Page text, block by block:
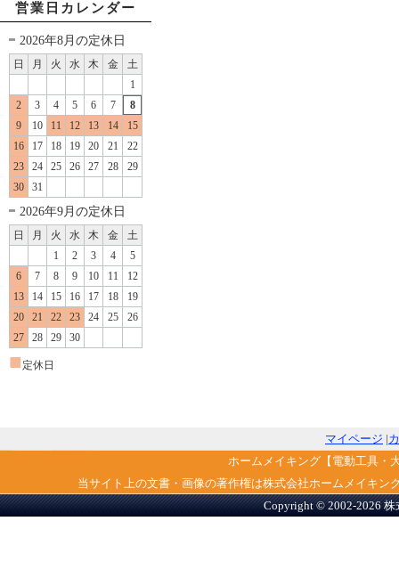
営業日カレンダー
2026年8月の定休日
日 月 火 水 木 金
土
1
2
3 4 5 6 7
8
9
10 11 12 13 14
15
16
17 18 19 20 21
22
23
24 25 26 27 28
29
30
31
2026年9月の定休日
日 月 火 水 木 金
土
1
2 3 4
5
6
7 8 9 10 11
12
13
14 15 16 17 18
19
20
21 22 23 24 25
26
27
28 29 30
■ 定休日
マイページ |
ホームメイキング【電動工具・
当サイト上の文書・画像の著作権は株式会社ホームメイキ
Copyright © 2002-2026